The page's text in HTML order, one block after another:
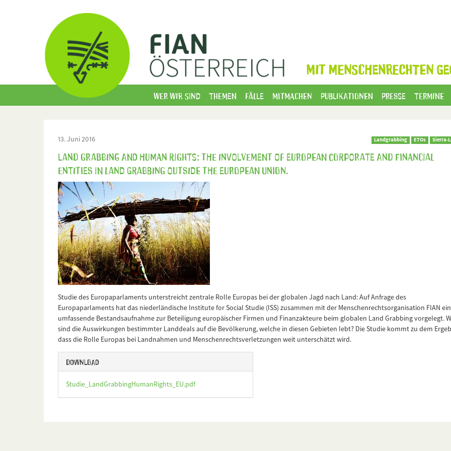
MIT MENSCHENRECHTEN
Wer wir sind Themen Fälle Mitmachen Publikationen Presse Termine
13. Juni 2016 Landgrabbing ETOs Sierra-
Land grabbing and human rights: the involvement of European corporate and financial
entities in land grabbing outside the European Union.
Studie des Europaparlaments unterstreicht zentrale Rolle Europas bei der globalen Jagd nach Land: Auf Anfrage des
Europaparlaments hat das niederländische Institute for Social Studie (ISS) zusammen mit der Menschenrechtsorganisation FIAN
umfassende Bestandsaufnahme zur Beteiligung europäischer Firmen und Finanzakteure beim globalen Land Grabbing vorgelegt.
sind die Auswirkungen bestimmter Landdeals auf die Bevölkerung, welche in diesen Gebieten lebt? Die Studie kommt zu dem
dass die Rolle Europas bei Landnahmen und Menschenrechtsverletzungen weit unterschätzt wird.
Download
Studie_LandGrabbingHumanRights_EU.pdf